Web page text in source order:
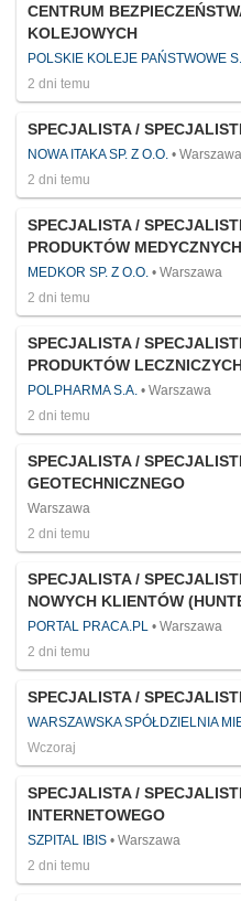
CENTRUM
KOLEJOWYCH
POLSKIE KOLEJE PAŃSTWOWE
2 dni temu
SPECJALISTA /
NOWA ITAKA SP. Z O.O.
Warszawa
2 dni temu
SPECJALISTA /
PRODUKTÓW MEDYCZNYCH
MEDKOR SP. Z O.O.
Warszawa
2 dni temu
SPECJALISTA /
PRODUKTÓW
POLPHARMA S.A.
Warszawa
2 dni temu
SPECJALISTA /
GEOTECHNICZNEGO
Warszawa
2 dni temu
SPECJALISTA /
NOWYCH KLIENTÓW
PORTAL PRACA.PL
Warszawa
2 dni temu
SPECJALISTA /
WARSZAWSKA SPÓŁDZIELNIA
Wczoraj
SPECJALISTA /
INTERNETOWEGO
SZPITAL IBIS
Warszawa
2 dni temu